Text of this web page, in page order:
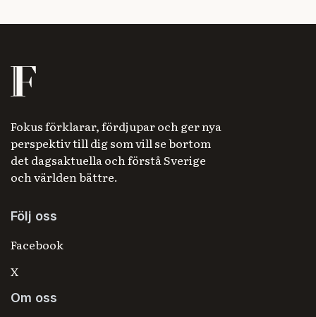
Fokus förklarar, fördjupar och ger nya
perspektiv till dig som vill se bortom
det dagsaktuella och förstå Sverige
och världen bättre.
Följ oss
Facebook
X
Om oss